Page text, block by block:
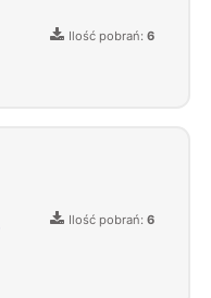
Ilość pobrań: 6
Ilość pobrań: 6